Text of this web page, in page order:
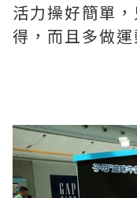
活力操好簡單
得，而且多做運